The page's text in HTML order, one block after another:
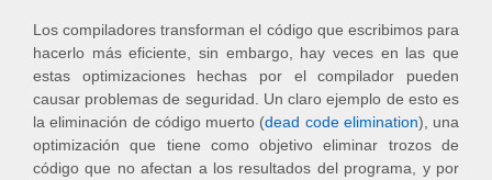
Los compiladores transforman el código que escribimos para
hacerlo más eficiente, sin embargo, hay veces en las que
estas optimizaciones hechas por el compilador pueden
causar problemas de seguridad. Un claro ejemplo de esto es
la eliminación de código muerto (dead code elimination), una
optimización que tiene como objetivo eliminar trozos de
código que no afectan a los resultados del programa, y por